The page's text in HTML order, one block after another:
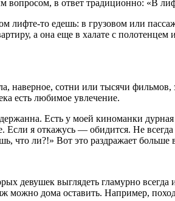
вопросом, в ответ традиционно: «В
то едешь: в грузовом или
а она еще в халате с
сотни или тысячи фильмов,
есть любимое увлечение.
Есть у моей киноманки
Если я откажусь — обидится. Не
что ли?!» Вот это раздражает больше
девушек выглядеть гламурно
можно дома оставить. Например,